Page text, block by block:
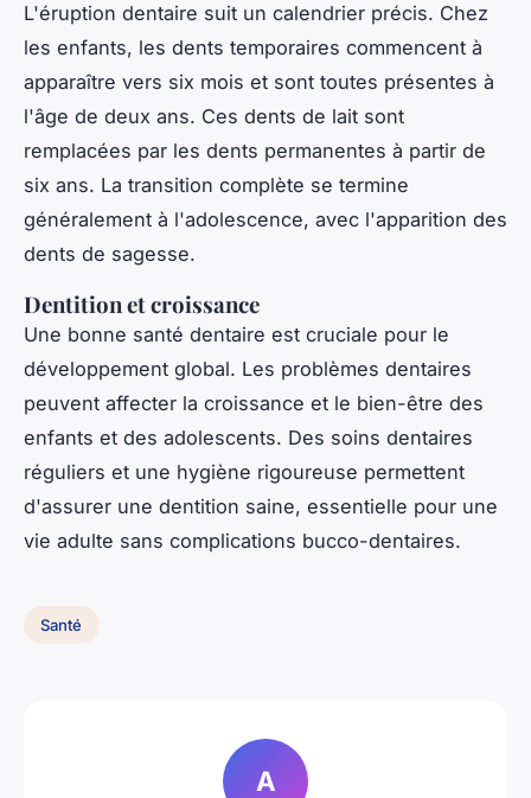
L'éruption dentaire suit un calendrier précis. Chez
les enfants, les dents temporaires commencent à
apparaître vers six mois et sont toutes présentes à
l'âge de deux ans. Ces dents de lait sont
remplacées par les dents permanentes à partir de
six ans. La transition complète se termine
généralement à l'adolescence, avec l'apparition des
dents de sagesse.
Dentition et croissance
Une bonne santé dentaire est cruciale pour le
développement global. Les problèmes dentaires
peuvent affecter la croissance et le bien-être des
enfants et des adolescents. Des soins dentaires
réguliers et une hygiène rigoureuse permettent
d'assurer une dentition saine, essentielle pour une
vie adulte sans complications bucco-dentaires.
Santé
A